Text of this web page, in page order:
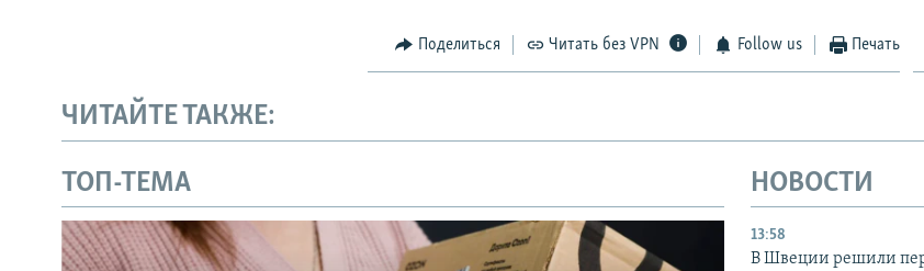
Поделиться Читать без VPN Follow us Печать
ЧИТАЙТЕ ТАКЖЕ:
ТОП-ТЕМА НОВОСТИ
13:58
В Швеции решили